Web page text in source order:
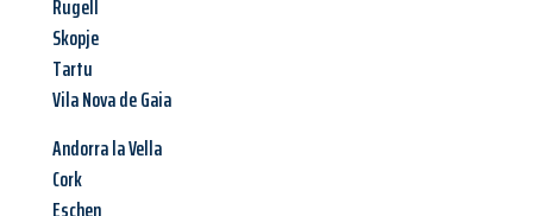
Rugell
Skopje
Tartu
Vila Nova de Gaia
Andorra la Vella
Cork